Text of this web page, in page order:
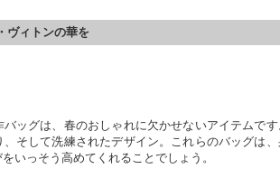
ヴィトンの華を
バッグは、春のおしゃれに欠かせないアイテムで
そして洗練されたデザイン。これらのバッグは
いっそう高めてくれることでしょう。